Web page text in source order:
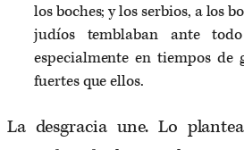
los boches; y los serbios, a los
judíos temblaban ante
especialmente en tiempos de
fuertes que ellos.
La desgracia une. Lo